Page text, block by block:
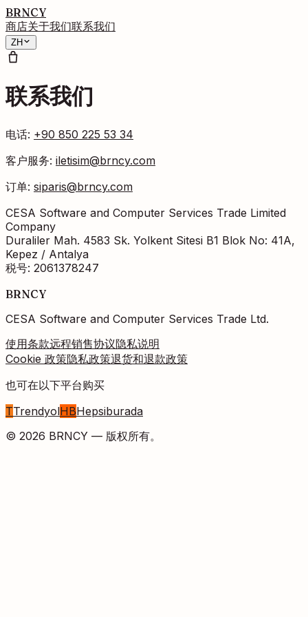
BRNCY
商店关于我们联系我们
ZH
联系我们
电话: +90 850 225 53 34
客户服务: iletisim@brncy.com
订单: siparis@brncy.com
CESA Software and Computer Services Trade Limited
Company
Duraliler Mah. 4583 Sk. Yolkent Sitesi B1 Blok No: 41A,
Kepez / Antalya
税号: 2061378247
BRNCY
CESA Software and Computer Services Trade Ltd.
使用条款远程销售协议隐私说明
Cookie 政策隐私政策退货和退款政策
也可在以下平台购买
TTrendyolHBHepsiburada
© 2026 BRNCY — 版权所有。